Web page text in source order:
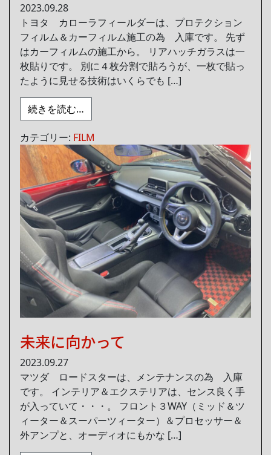
2023.09.28
トヨタ カローラフィールダーは、プロテクション
フィルム＆カーフィルム施工の為 入庫です。 先ず
はカーフィルムの施工から。 リアハッチガラスは一
枚貼りです。 別に４枚分割で貼ろうが、一枚で貼っ
たように見せる技術はいくらでも […]
続きを読む…
カテゴリー: FILM
未来に向かって
2023.09.27
マツダ ロードスターは、メンテナンスの為 入庫
です。 インテリア＆エクステリアは、センス良く手
が入っていて・・・。 フロント３WAY（ミッド＆ツ
ィーター＆スーパーツィーター）＆プロセッサー＆
外アンプと、オーディオにもかな […]